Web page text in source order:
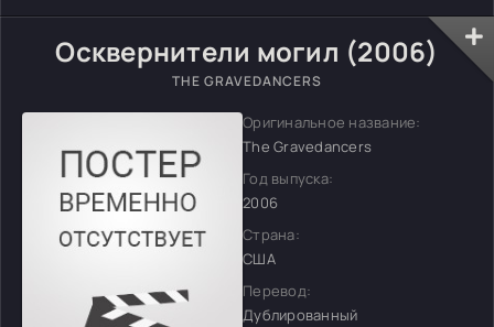
Осквернители могил (2006)
THE GRAVEDANCERS
Оригинальное название:
The Gravedancers
Год выпуска:
2006
Страна:
США
Перевод:
Дублированный